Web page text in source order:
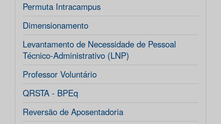
Permuta Intracampus
Dimensionamento
Levantamento de Necessidade de Pessoal
Técnico-Administrativo (LNP)
Professor Voluntário
QRSTA - BPEq
Reversão de Aposentadoria